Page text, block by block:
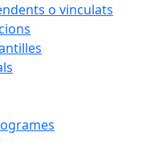
o vinculats